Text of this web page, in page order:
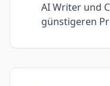
AI Writer und
günstigeren